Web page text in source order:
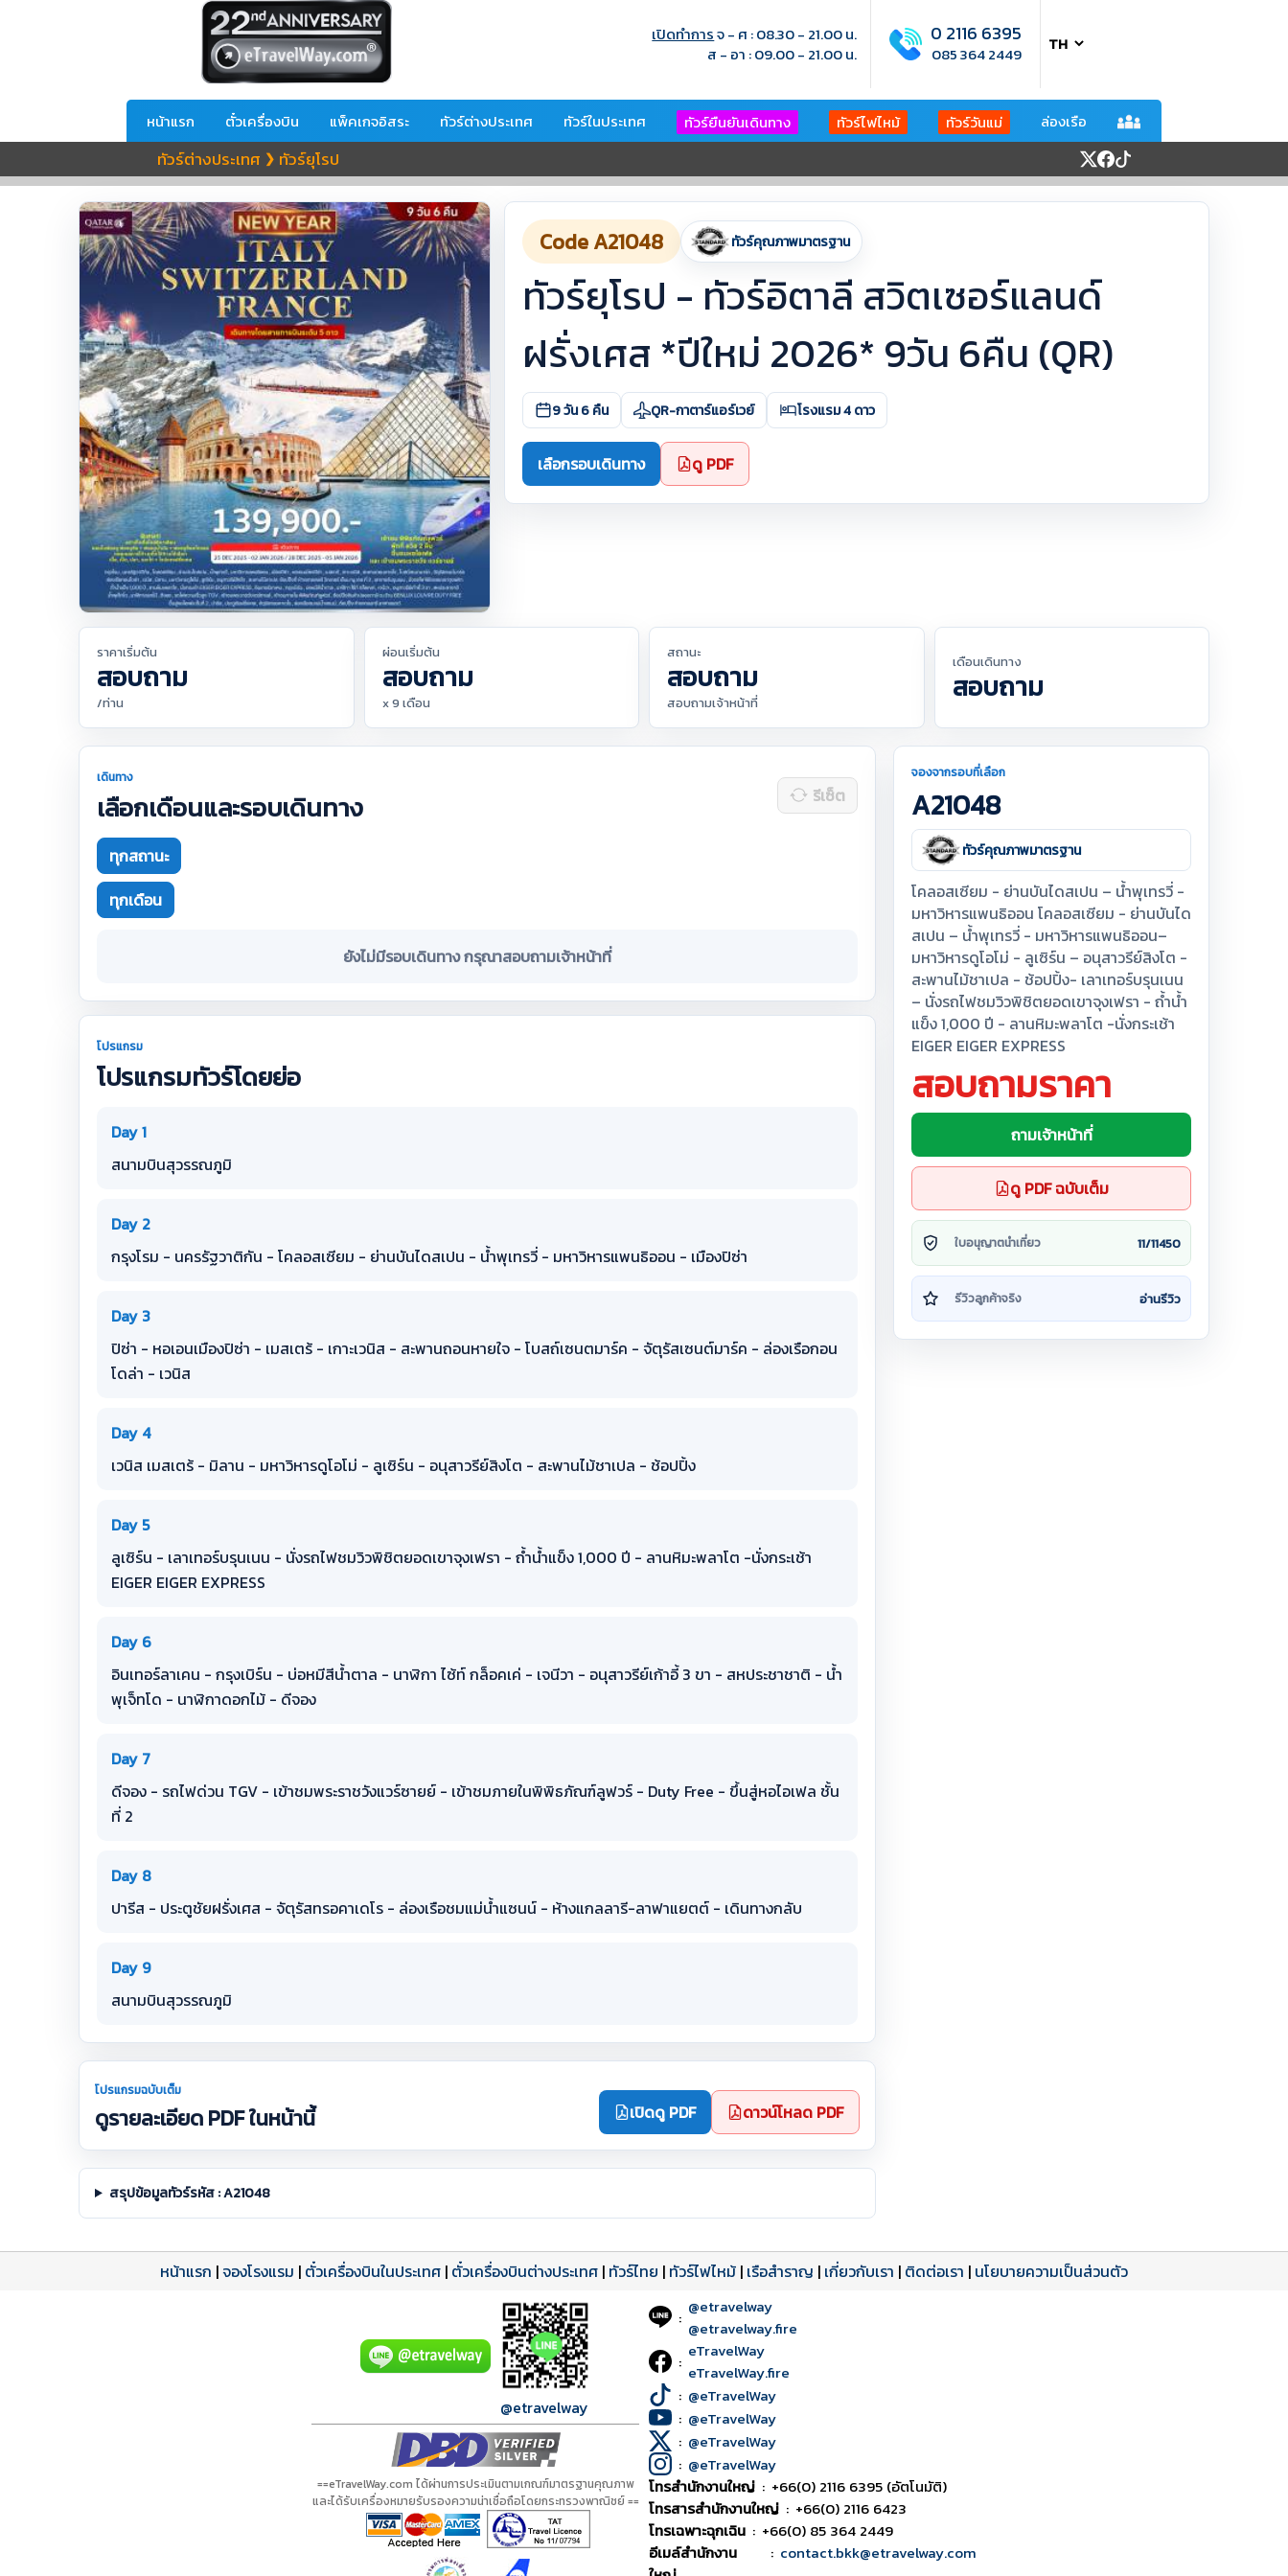
เปิดทำการจ - ศ : 08.30 - 21.00 น.
ส - อา : 09.00 - 21.00 น.
0 2116 6395
085 364 2449
หน้าแรก ตั๋วเครื่องบิน แพ็คเกจอิสระ ทัวร์ต่างประเทศ ทัวร์ในประเทศ ทัวร์ยืนยันเดินทาง ทัวร์ไฟไหม้ ทัวร์วันแม่ ล่องเรือ
ทัวร์ต่างประเทศ ❯ ทัวร์ยุโรป
Code A21048 ทัวร์คุณภาพมาตรฐาน
ทัวร์ยุโรป - ทัวร์อิตาลี สวิตเซอร์แลนด์
ฝรั่งเศส *ปีใหม่ 2026* 9วัน 6คืน (QR)
9 วัน 6 คืน QR-กาตาร์แอร์เวย์ โรงแรม 4 ดาว
เลือกรอบเดินทาง ดู PDF
ราคาเริ่มต้น
สอบถาม
/ท่าน
ผ่อนเริ่มต้น
สอบถาม
x 9 เดือน
สถานะ
สอบถาม
สอบถามเจ้าหน้าที่
เดือนเดินทาง
สอบถาม
เดินทาง
เลือกเดือนและรอบเดินทาง รีเซ็ต
ทุกสถานะ
ทุกเดือน
ยังไม่มีรอบเดินทาง กรุณาสอบถามเจ้าหน้าที่
โปรแกรม
โปรแกรมทัวร์โดยย่อ
Day 1
สนามบินสุวรรณภูมิ
Day 2
กรุงโรม - นครรัฐวาติกัน - โคลอสเซียม - ย่านบันไดสเปน - น้ำพุเทรวี่ - มหาวิหารแพนธิออน - เมืองปิซ่า
Day 3
ปิซ่า - หอเอนเมืองปิซ่า - เมสเตร้ - เกาะเวนิส - สะพานถอนหายใจ - โบสถ์เซนตมาร์ค - จัตุรัสเซนต์มาร์ค - ล่องเรือกอน
โดล่า - เวนิส
Day 4
เวนิส เมสเตร้ - มิลาน - มหาวิหารดูโอโม่ - ลูเซิร์น - อนุสาวรีย์สิงโต - สะพานไม้ชาเปล - ช้อปปิ้ง
Day 5
ลูเซิร์น - เลาเทอร์บรุนเนน - นั่งรถไฟชมวิวพิชิตยอดเขาจุงเฟรา - ถ้ำน้ำแข็ง 1,000 ปี - ลานหิมะพลาโต -นั่งกระเช้า
EIGER EIGER EXPRESS
Day 6
อินเทอร์ลาเคน - กรุงเบิร์น - บ่อหมีสีน้ำตาล - นาฬิกา ไซ้ท์ กล็อคเค่ - เจนีวา - อนุสาวรีย์เก้าอี้ 3 ขา - สหประชาชาติ - น้ำ
พุเจ็ทโด - นาฬิกาดอกไม้ - ดีจอง
Day 7
ดีจอง - รถไฟด่วน TGV - เข้าชมพระราชวังแวร์ซายย์ - เข้าชมภายในพิพิธภัณฑ์ลูฟวร์ - Duty Free - ขึ้นสู่หอไอเฟล ชั้น
ที่ 2
Day 8
ปารีส - ประตูชัยฝรั่งเศส - จัตุรัสทรอคาเดโร - ล่องเรือชมแม่น้ำแซนน์ - ห้างแกลลารี-ลาฟาแยตต์ - เดินทางกลับ
Day 9
สนามบินสุวรรณภูมิ
โปรแกรมฉบับเต็ม
ดูรายละเอียด PDF ในหน้านี้ เปิดดู PDF ดาวน์โหลด PDF
สรุปข้อมูลทัวร์รหัส : A21048
จองจากรอบที่เลือก
A21048
ทัวร์คุณภาพมาตรฐาน
โคลอสเซียม - ย่านบันไดสเปน – น้ำพุเทรวี่ -
มหาวิหารแพนธิออน โคลอสเซียม - ย่านบันได
สเปน – น้ำพุเทรวี่ - มหาวิหารแพนธิออน–
มหาวิหารดูโอโม่ - ลูเซิร์น – อนุสาวรีย์สิงโต -
สะพานไม้ชาเปล - ช้อปปิ้ง- เลาเทอร์บรุนเนน
– นั่งรถไฟชมวิวพิชิตยอดเขาจุงเฟรา - ถ้ำน้ำ
แข็ง 1,000 ปี - ลานหิมะพลาโต -นั่งกระเช้า
EIGER EIGER EXPRESS
สอบถามราคา
ถามเจ้าหน้าที่
ดู PDF ฉบับเต็ม
ใบอนุญาตนำเที่ยว 11/11450
รีวิวลูกค้าจริง อ่านรีวิว
หน้าแรก |จองโรงแรม | ตั๋วเครื่องบินในประเทศ | ตั๋วเครื่องบินต่างประเทศ | ทัวร์ไทย | ทัวร์ไฟไหม้ | เรือสำราญ | เกี่ยวกับเรา | ติดต่อเรา | นโยบายความเป็นส่วนตัว
@etravelway
==eTravelWay.com ได้ผ่านการประเมินตามเกณฑ์มาตรฐานคุณภาพ
และได้รับเครื่องหมายรับรองความน่าเชื่อถือโดยกระทรวงพาณิชย์ ==
: @etravelway
@etravelway.fire
: eTravelWay
eTravelWay.fire
: @eTravelWay
: @eTravelWay
: @eTravelWay
: @eTravelWay
โทรสำนักงานใหญ่ : +66(0) 2116 6395 (อัตโนมัติ)
โทรสารสำนักงานใหญ่ : +66(0) 2116 6423
โทรเฉพาะฉุกเฉิน : +66(0) 85 364 2449
อีเมล์สำนักงาน
: contact.bkk@etravelway.com